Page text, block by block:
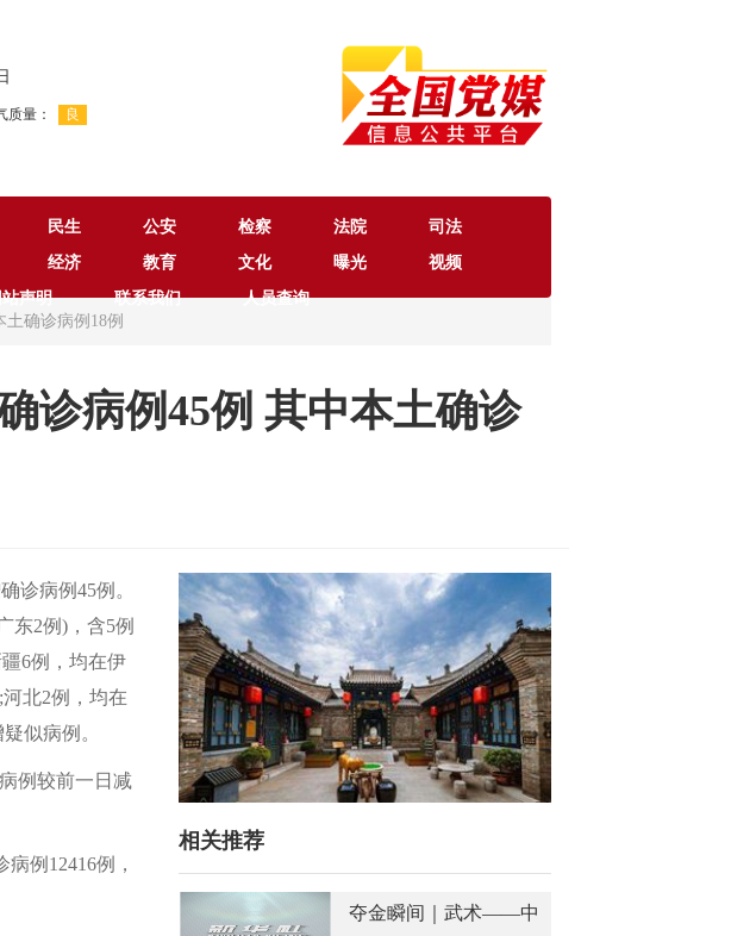
民生 公安 检察 法院
司法
经济 教育 文化 曝光
视频
声明 联系我们
人员查询
确诊病例18例
诊病例45例 其中本土确诊
诊病例45例。
东2例)，含5例
6例，均在伊
北2例，均在
似病例。
例较前一日减
例12416例，
相关推荐
夺金瞬间｜武术——中